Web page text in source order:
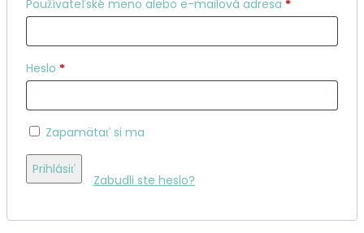
Používateľské meno alebo e-mailová adresa *
Heslo *Povinné
Zapamätať si ma
Prihlásiť
Zabudli ste heslo?